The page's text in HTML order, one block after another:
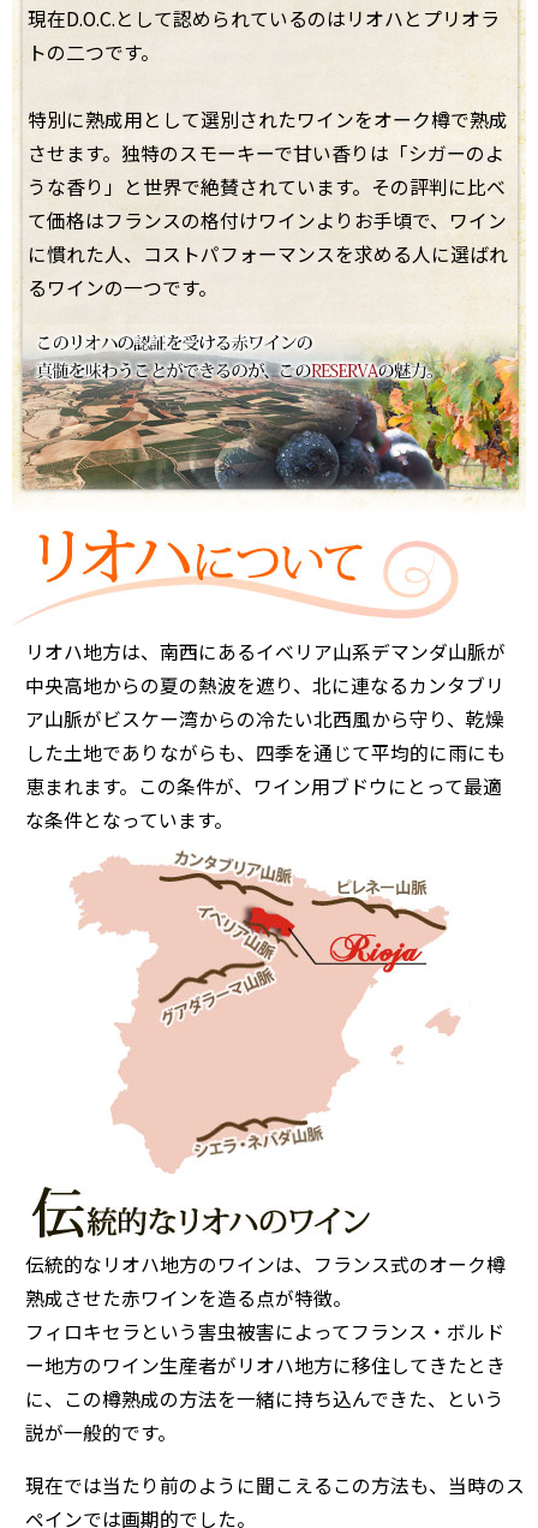
現在D.O.C.として認められているのはリオハとプリオラ
トの二つです。
特別に熟成用として選別されたワインをオーク樽で熟成
させます。独特のスモーキーで甘い香りは「シガーのよ
うな香り」と世界で絶賛されています。その評判に比べ
て価格はフランスの格付けワインよりお手頃で、ワイン
に慣れた人、コストパフォーマンスを求める人に選ばれ
るワインの一つです。
リオハ地方は、南西にあるイベリア山系デマンダ山脈が
中央高地からの夏の熱波を遮り、北に連なるカンタブリ
ア山脈がビスケー湾からの冷たい北西風から守り、乾燥
した土地でありながらも、四季を通じて平均的に雨にも
恵まれます。この条件が、ワイン用ブドウにとって最適
な条件となっています。
伝統的なリオハ地方のワインは、フランス式のオーク樽
熟成させた赤ワインを造る点が特徴。
フィロキセラという害虫被害によってフランス・ボルド
ー地方のワイン生産者がリオハ地方に移住してきたとき
に、この樽熟成の方法を一緒に持ち込んできた、という
説が一般的です。
現在では当たり前のように聞こえるこの方法も、当時のス
ペインでは画期的でした。